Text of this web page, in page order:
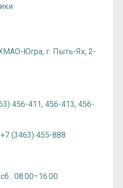
Югра, г. Пыть-Ях, 2-
456-411, 456-413, 456-
(3463) 455-888
: 08:00–16:00